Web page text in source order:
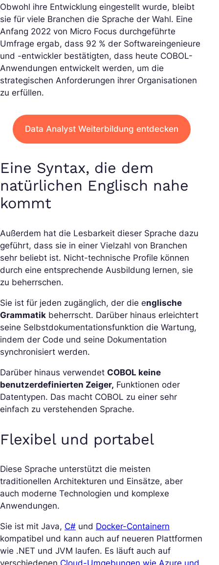
Obwohl ihre Entwicklung eingestellt wurde, bleibt
sie für viele Branchen die Sprache der Wahl. Eine
Anfang 2022 von Micro Focus durchgeführte
Umfrage ergab, dass 92 % der Softwareingenieure
und -entwickler bestätigten, dass heute COBOL-
Anwendungen entwickelt werden, um die
strategischen Anforderungen ihrer Organisationen
zu erfüllen.
Data Analyst Weiterbildung entdecken
Eine Syntax, die dem
natürlichen Englisch nahe
kommt
Außerdem hat die Lesbarkeit dieser Sprache dazu
geführt, dass sie in einer Vielzahl von Branchen
sehr beliebt ist. Nicht-technische Profile können
durch eine entsprechende Ausbildung lernen, sie
zu beherrschen.
Sie ist für jeden zugänglich, der die englische
Grammatik beherrscht. Darüber hinaus erleichtert
seine Selbstdokumentationsfunktion die Wartung,
indem der Code und seine Dokumentation
synchronisiert werden.
Darüber hinaus verwendet COBOL keine
benutzerdefinierten Zeiger, Funktionen oder
Datentypen. Das macht COBOL zu einer sehr
einfach zu verstehenden Sprache.
Flexibel und portabel
Diese Sprache unterstützt die meisten
traditionellen Architekturen und Einsätze, aber
auch moderne Technologien und komplexe
Anwendungen.
Sie ist mit Java, C# und Docker-Containern
kompatibel und kann auch auf neueren Plattformen
wie .NET und JVM laufen. Es läuft auch auf